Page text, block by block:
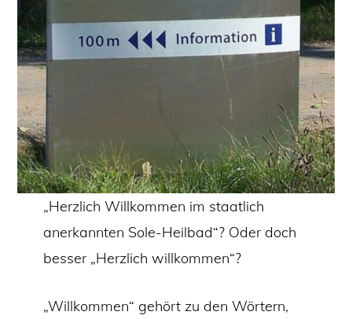
„Herzlich Willkommen im staatlich
anerkannten Sole-Heilbad“? Oder doch
besser „Herzlich willkommen“?
„Willkommen“ gehört zu den Wörtern,